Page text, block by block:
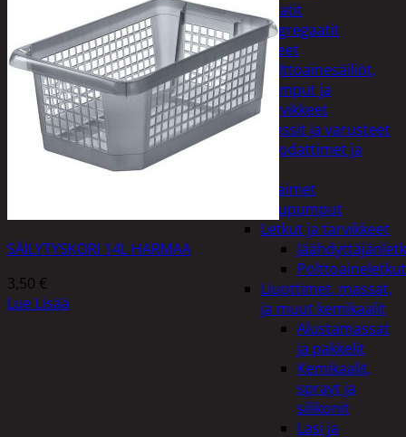
aggregaatit
Aggregaatit
Lisälaitteet
Polttoainesäiliöt,
pumput ja
tarvikkeet
Vinssit ja varusteet
Öljyt, suodattimet ja
Avaimet
Imupumput
Letkut ja tarvikkeet
Polttoaineletkut
Liuottimet, massat,
ja muut kemikaalit
Alustamassat
ja pakkelit
Kemikaalit,
sprayt ja
silikonit
Lasi ja
SÄILYTYSKORI 14L HARMAA
3,50 €
Lue Lisää